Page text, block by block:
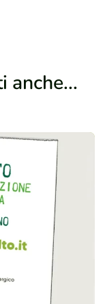
anche...